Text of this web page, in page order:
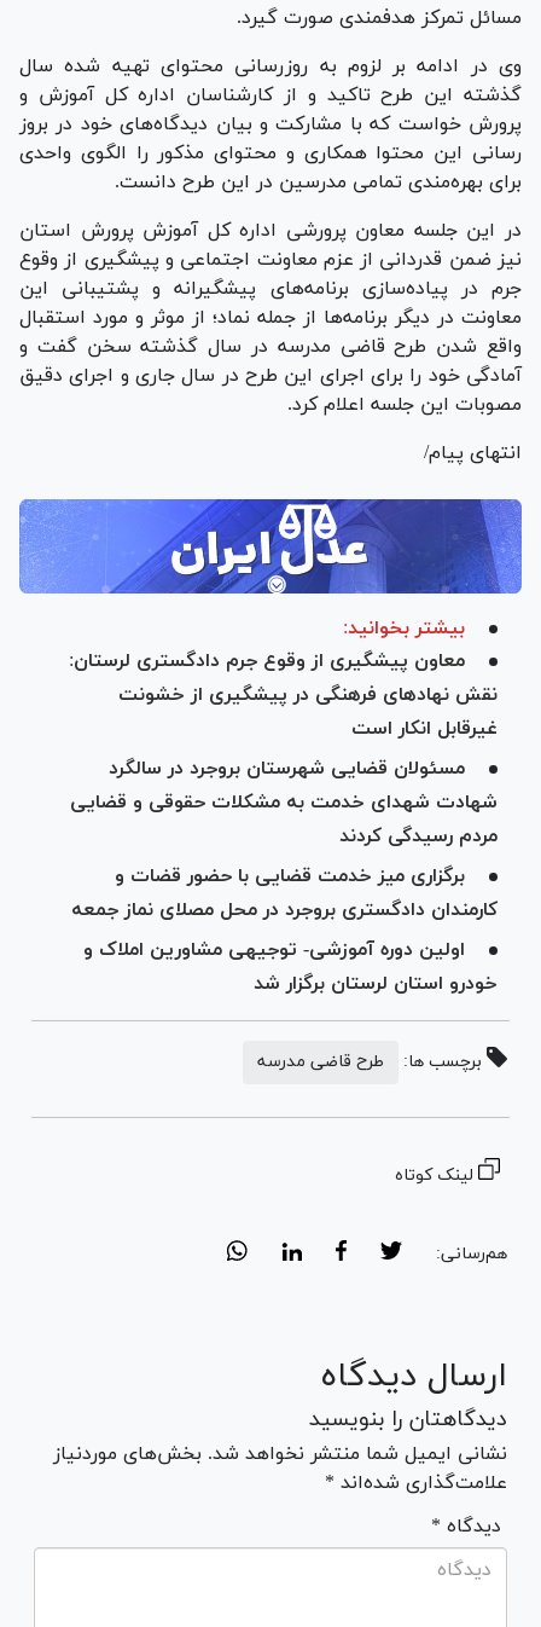
مسائل تمرکز هدفمندی صورت گیرد.
وی در ادامه بر لزوم به روزرسانی محتوای تهیه شده سال
گذشته این طرح تاکید و از کارشناسان اداره کل آموزش و
پرورش خواست که با مشارکت و بیان دیدگاه‌های خود در بروز
رسانی این محتوا همکاری و محتوای مذکور را الگوی واحدی
برای بهره‌مندی تمامی مدرسین در این طرح دانست.
در این جلسه معاون پرورشی اداره کل آموزش پرورش استان
نیز ضمن قدردانی از عزم معاونت اجتماعی و پیشگیری از وقوع
جرم در پیاده‌سازی برنامه‌های پیشگیرانه و پشتیبانی این
معاونت در دیگر برنامه‌ها از جمله نماد؛ از موثر و مورد استقبال
واقع شدن طرح قاضی مدرسه در سال گذشته سخن گفت و
آمادگی خود را برای اجرای این طرح در سال جاری و اجرای دقیق
مصوبات این جلسه اعلام کرد.
انتهای پیام/
بیشتر بخوانید:
معاون پیشگیری از وقوع جرم دادگستری لرستان:
نقش نهاد‌های فرهنگی در پیشگیری از خشونت
غیرقابل انکار است
مسئولان قضایی شهرستان بروجرد در سالگرد
شهادت شهدای خدمت به مشکلات حقوقی و قضایی
مردم رسیدگی کردند
برگزاری میز خدمت قضایی با حضور قضات و
کارمندان دادگستری بروجرد در محل مصلای نماز جمعه
اولین دوره آموزشی- توجیهی مشاورین املاک و
خودرو استان لرستان برگزار شد
برچسب ها: طرح قاضی مدرسه
لینک کوتاه
هم‌رسانی:
ارسال دیدگاه
دیدگاهتان را بنویسید
نشانی ایمیل شما منتشر نخواهد شد. بخش‌های موردنیاز
علامت‌گذاری شده‌اند *
* دیدگاه